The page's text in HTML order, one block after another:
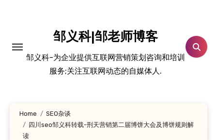
邹义科|邹老师博客
邹义科-为企业提供互联网营销策划咨询和培训
服务;关注互联网动态的自媒体人.
Home
SEO杂谈
四川seo邹义科转载-刑天营销第二届博饼大会及博饼规则解
读